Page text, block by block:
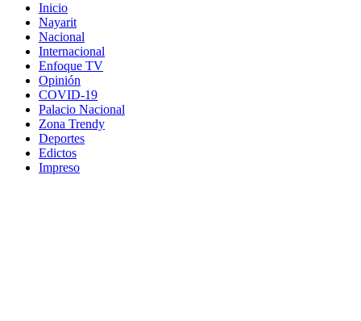
Inicio
Nayarit
Nacional
Internacional
Enfoque TV
Opinión
COVID-19
Palacio Nacional
Zona Trendy
Deportes
Edictos
Impreso